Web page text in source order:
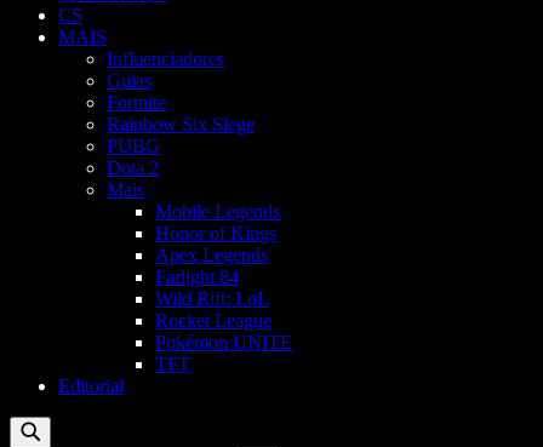
CS
MAIS
Influenciadores
Guias
Fortnite
Rainbow Six Siege
PUBG
Dota 2
Mais
Mobile Legends
Honor of Kings
Apex Legends
Farlight 84
Wild Rift: LoL
Rocket League
Pokémon UNITE
TFT
Editorial
Buscar